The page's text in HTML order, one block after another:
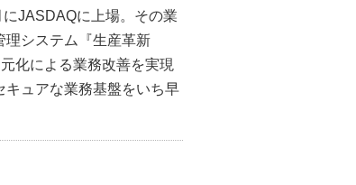
JASDAQに上場。その業
理システム『生産革新
化による業務改善を実現
キュアな業務基盤をいち早